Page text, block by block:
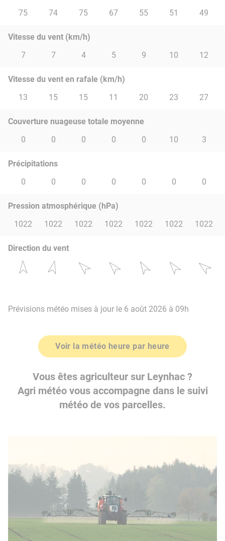
75
74 75 67 55 51 49
Vitesse du vent (km/h)
7
7 4 5 9 10 12
Vitesse du vent en rafale (km/h)
13
15 15 11 20 23 27
Couverture nuageuse totale moyenne
0
0 0 0 0 10 3
Précipitations
0
0 0 0 0 0 0
Pression atmosphérique (hPa)
1022
1022 1022 1022 1022 1022 1022
Direction du vent
Prévisions météo mises à jour le 6 août 2026 à 09h
Voir la météo heure par heure
Vous êtes agriculteur sur Leynhac ?
Agri météo vous accompagne dans le suivi
météo de vos parcelles.